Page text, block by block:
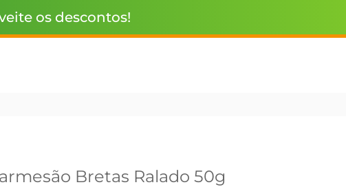
os descontos!
Bretas Ralado 50g